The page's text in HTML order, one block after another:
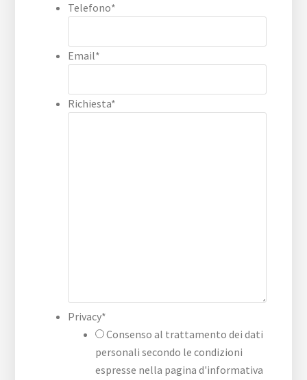
Telefono*
Email*
Richiesta*
Privacy*
Consenso al trattamento dei dati
personali secondo le condizioni
espresse nella pagina d'informativa